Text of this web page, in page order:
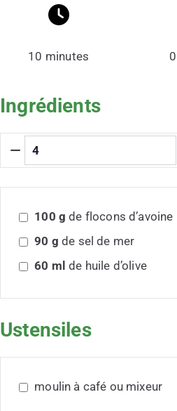
10 minutes
Ingrédients
100 g de flocons d’avoine
90 g de sel de mer
60 ml de huile d’olive
Ustensiles
moulin à café ou mixeur